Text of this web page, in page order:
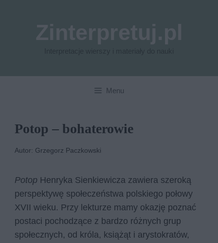
Menu
Potop – bohaterowie
Autor: Grzegorz Paczkowski
Potop Henryka Sienkiewicza zawiera szeroką
perspektywę społeczeństwa polskiego połowy
XVII wieku. Przy lekturze mamy okazję poznać
postaci pochodzące z bardzo różnych grup
społecznych, od króla, książąt i arystokratów,